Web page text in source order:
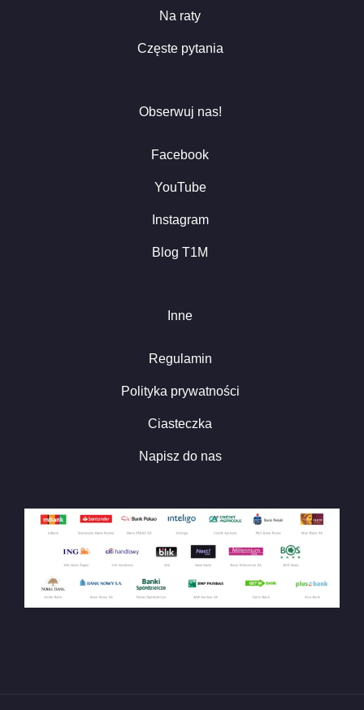
Na raty
Częste pytania
Obserwuj nas!
Facebook
YouTube
Instagram
Blog T1M
Inne
Regulamin
Polityka prywatności
Ciasteczka
Napisz do nas